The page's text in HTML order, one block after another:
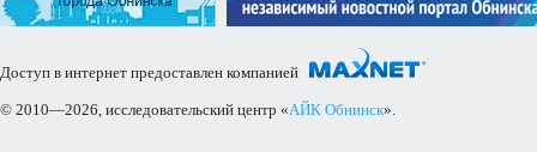
Доступ в интернет предоставлен компанией
© 2010—2026, исследовательский центр «АЙК Обнинск».